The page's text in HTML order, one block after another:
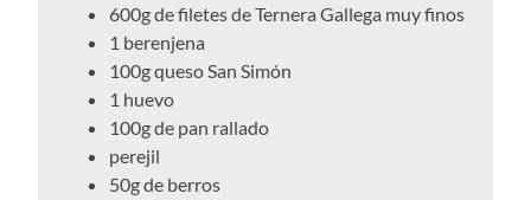
600g de filetes de Ternera Gallega muy finos
1 berenjena
100g queso San Simón
1 huevo
100g de pan rallado
perejil
50g de berros